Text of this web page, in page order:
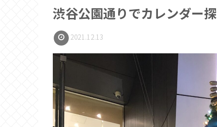
渋谷公園通りでカレンダー
2021.12.13